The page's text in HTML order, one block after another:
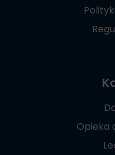
Opieka